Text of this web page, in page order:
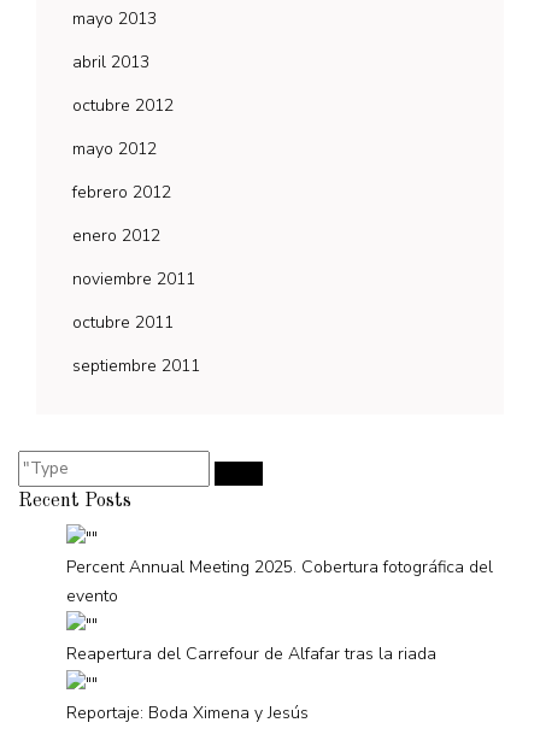
mayo 2013
abril 2013
octubre 2012
mayo 2012
febrero 2012
enero 2012
noviembre 2011
octubre 2011
septiembre 2011
Recent Posts
Percent Annual Meeting 2025. Cobertura fotográfica del
evento
Reapertura del Carrefour de Alfafar tras la riada
Reportaje: Boda Ximena y Jesús